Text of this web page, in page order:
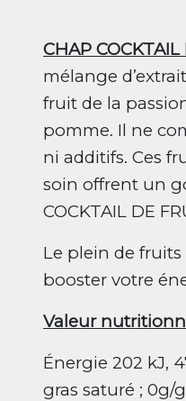
CHAP COCKTAIL
mélange
fruit de la
pomme. Il ne
ni additifs. Ces
soin offrent un
COCKTAIL DE
Le plein de
booster votre
Valeur
Énergie 202 kJ,
gras saturé ; 0g/